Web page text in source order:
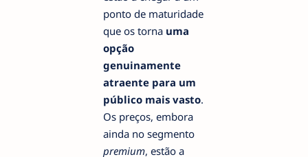
ponto de maturidade
que os torna uma
opção
genuinamente
atraente para um
público mais vasto.
Os preços, embora
ainda no segmento
premium, estão a